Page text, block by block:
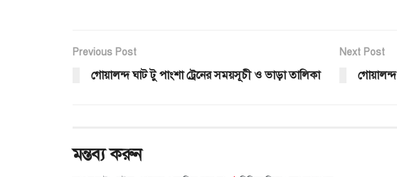
Previous Post
গোয়ালন্দ ঘাট টু পাংশা ট্রেনের সময়সূচী ও ভাড়া তালিকা
Next Post
মন্তব্য করুন